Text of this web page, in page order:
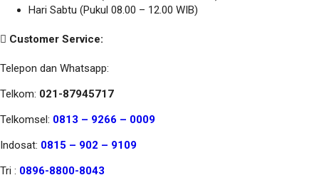
Hari Sabtu (Pukul 08.00 – 12.00 WIB)
Customer Service:
Telepon dan Whatsapp:
Telkom: 021-87945717
Telkomsel: 0813 – 9266 – 0009
Indosat: 0815 – 902 – 9109
Tri : 0896-8800-8043